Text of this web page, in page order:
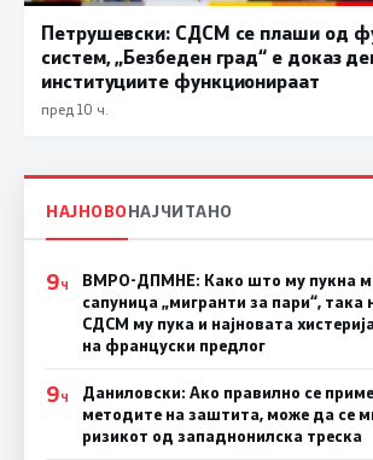
Петрушевски: СДСМ се плаши од
систем, „Безбеден град“ е доказ
институциите функционираат
пред 10 ч.
НАЈНОВОНАЈЧИТАНО
9Ч
ВМРО-ДПМНЕ: Како што му пукна
сапуница „мигранти за пари“, така
СДСМ му пука и најновата
на француски предлог
9Ч
Даниловски: Ако правилно се
методите на заштита, може да се
ризикот од западнонилска треска